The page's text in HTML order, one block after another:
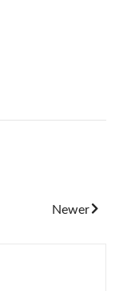
Newer